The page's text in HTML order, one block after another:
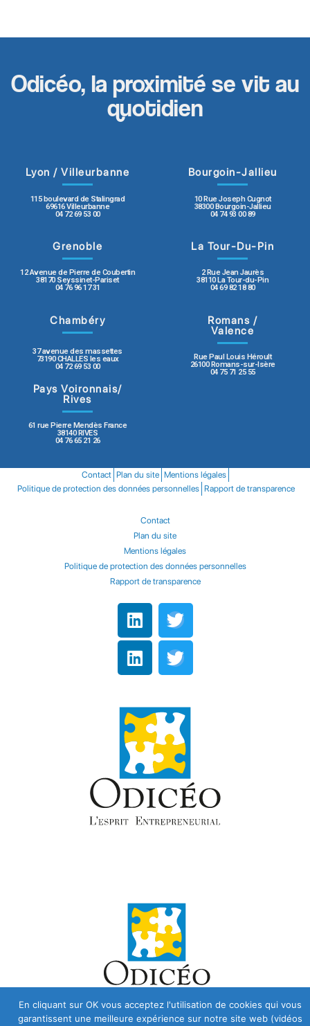
Odicéo, la proximité se vit au
quotidien
Lyon / Villeurbanne
115 boulevard de Stalingrad
69616 Villeurbanne
04 72 69 53 00
Bourgoin-Jallieu
10 Rue Joseph Cugnot
38300 Bourgoin-Jallieu
04 74 93 00 89
Grenoble
12 Avenue de Pierre de Coubertin
38170 Seyssinet-Pariset
04 76 96 17 31
La Tour-Du-Pin
2 Rue Jean Jaurès
38110 La Tour-du-Pin
04 69 82 18 80
Chambéry
37 avenue des massettes
73190 CHALLES les eaux
04 72 69 53 00
Romans /
Valence
Rue Paul Louis Héroult
26100 Romans-sur-Isère
04 75 71 25 55
Pays Voironnais/
Rives
61 rue Pierre Mendès France
38140 RIVES
04 76 65 21 26
Contact Plan du site Mentions légales
Politique de protection des données personnelles Rapport de transparence
Contact
Plan du site
Mentions légales
Politique de protection des données personnelles
Rapport de transparence
En cliquant sur OK vous acceptez l'utilisation de cookies qui vous
garantissent une meilleure expérience sur notre site web (vidéos